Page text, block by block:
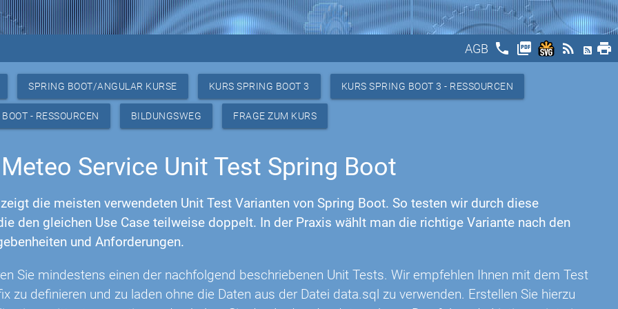
AGB phone picture_as_pdf rss_feed print
SPRING BOOT/ANGULAR KURSE KURS SPRING BOOT 3 KURS SPRING BOOT 3 - RESSOURCEN
- RESSOURCEN BILDUNGSWEG FRAGE ZUM KURS
Service Unit Test Spring Boot
die meisten verwendeten Unit Test Varianten von Spring Boot. So testen wir durch diese
den gleichen Use Case teilweise doppelt. In der Praxis wählt man die richtige Variante nach den
und Anforderungen.
Sie mindestens einen der nachfolgend beschriebenen Unit Tests. Wir empfehlen Ihnen mit dem Test
zu definieren und zu laden ohne die Daten aus der Datei data.sql zu verwenden. Erstellen Sie hierzu